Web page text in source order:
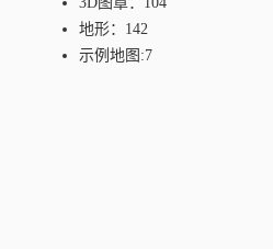
地形：142
示例地图:7